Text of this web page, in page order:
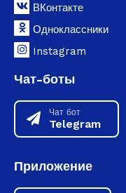
ВКонтакте
Одноклассники
Instagram
Чат-боты
Чат бот
Telegram
Приложение